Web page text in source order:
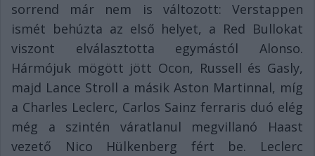
sorrend már nem is változott: Verstappen
ismét behúzta az első helyet, a Red Bullokat
viszont elválasztotta egymástól Alonso.
Hármójuk mögött jött Ocon, Russell és Gasly,
majd Lance Stroll a másik Aston Martinnal, míg
a Charles Leclerc, Carlos Sainz ferraris duó elég
még a szintén váratlanul megvillanó Haast
vezető Nico Hülkenberg fért be. Leclerc